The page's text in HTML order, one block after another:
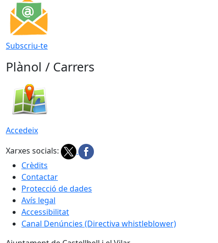
Subscriu-te
Plànol / Carrers
Accedeix
Xarxes socials:
Crèdits
Contactar
Protecció de dades
Avís legal
Accessibilitat
Canal Denúncies (Directiva whistleblower)